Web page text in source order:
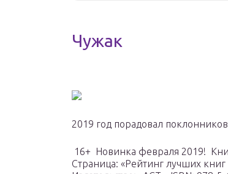
Чужак
2019 год порадовал
16+ Новинка февраля 2019!
Страница: «Рейтинг лучших